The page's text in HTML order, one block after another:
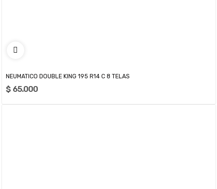
NEUMATICO DOUBLE KING 195 R14 C 8 TELAS
$ 65.000